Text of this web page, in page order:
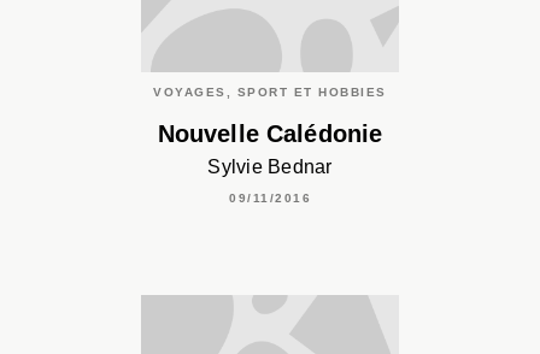
VOYAGES, SPORT ET HOBBIES
Nouvelle Calédonie
Sylvie Bednar
09/11/2016